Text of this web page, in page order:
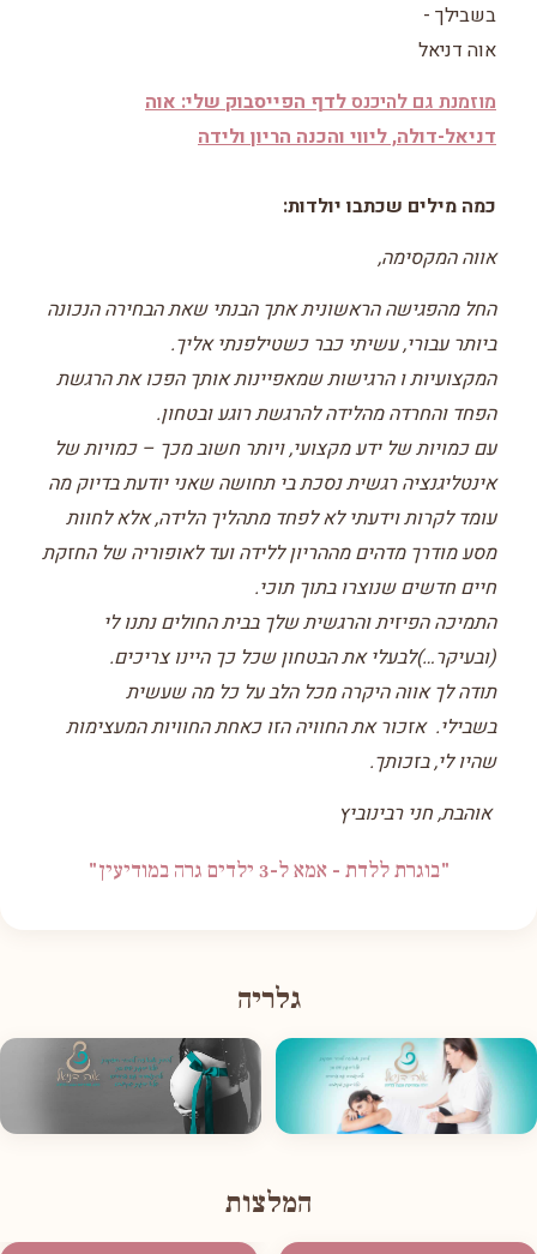
בשבילך -
אוה דניאל
מוזמנת גם להיכנסלדף הפייסבוק שלי: אוה
דניאל-דולה, ליווי והכנה הריון ולידה
כמה מילים שכתבו יולדות:
אווה המקסימה,
החל מהפגישה הראשונית אתך הבנתי שאת הבחירה הנכונה
ביותר עבורי, עשיתי כבר כשטילפנתי אליך.
המקצועיות ו הרגישות שמאפיינות אותך הפכו את הרגשת
הפחד והחרדה מהלידה להרגשת רוגע ובטחון.
עם כמויות של ידע מקצועי, ויותר חשוב מכך – כמויות של
אינטליגנציה רגשית נסכת בי תחושה שאני יודעת בדיוק מה
עומד לקרות וידעתי לא לפחד מתהליך הלידה, אלא לחוות
מסע מודרך מדהים מההריון ללידה ועד לאופוריה של החזקת
חיים חדשים שנוצרו בתוך תוכי.
התמיכה הפיזית והרגשית שלך בבית החולים נתנו לי
(ובעיקר…)לבעלי את הבטחון שכל כך היינו צריכים.
תודה לך אווה היקרה מכל הלב על כל מה שעשית
בשבילי. אזכור את החוויה הזו כאחת החוויות המעצימות
שהיו לי, בזכותך.
אוהבת, חני רבינוביץ
"בוגרת ללדת - אמא ל-3 ילדים גרה במודיעין"
גלריה
המלצות